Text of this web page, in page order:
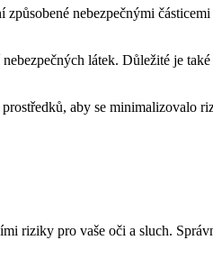
nebezpečnými
látek. Důležité je
aby se minimalizovalo
riziky pro vaše oči a sluch.